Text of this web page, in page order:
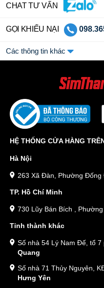
CHAT TƯ VẤN
GỌI KHIẾU NẠI
Các thông tin khác
HỆ THỐNG CỬA HÀNG
Hà Nội
263 Xã Đàn, Phường Đống
TP. Hồ Chí Minh
730 Lũy Bán Bích ,
Tỉnh thành khác
Số nhà 54 Lý Nam Đế, tổ
Quang
Số nhà 71 Thủy Nguyên,
Hưng Yên